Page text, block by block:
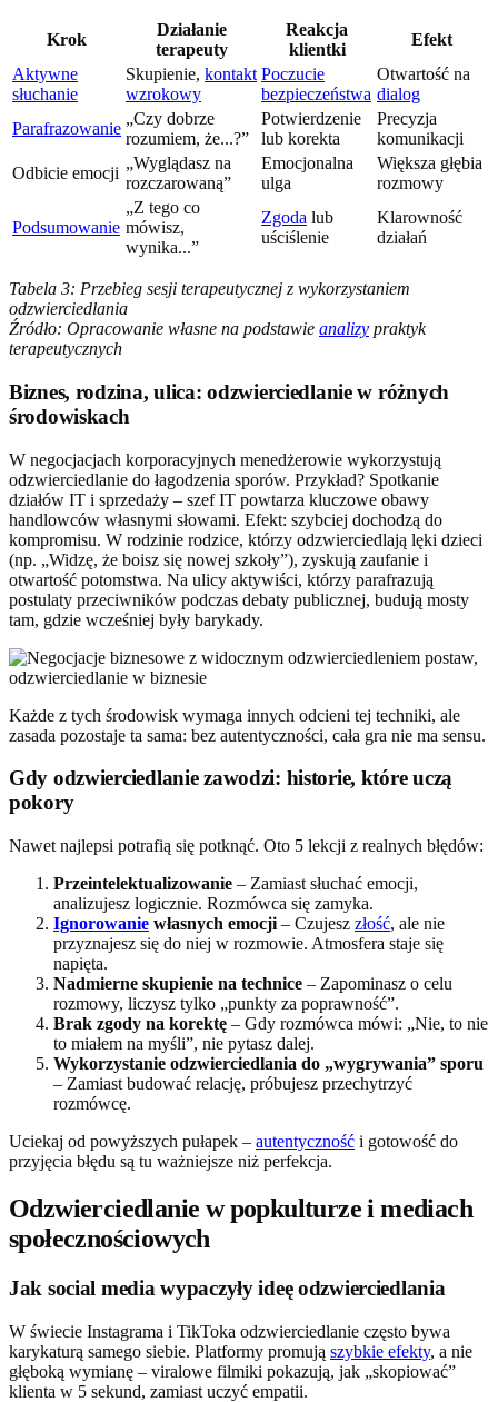
Krok
Działanie
terapeuty
Reakcja
klientki
Efekt
Aktywne
słuchanie
Skupienie, kontakt
wzrokowy
Poczucie
bezpieczeństwa
Otwartość na
dialog
Parafrazowanie
„Czy dobrze
rozumiem, że...?”
Potwierdzenie
lub korekta
Precyzja
komunikacji
Odbicie emocji
„Wyglądasz na
rozczarowaną”
Emocjonalna
ulga
Większa głębia
rozmowy
Podsumowanie
„Z tego co
mówisz,
wynika...”
Zgoda lub
uściślenie
Klarowność
działań
Tabela 3: Przebieg sesji terapeutycznej z wykorzystaniem
odzwierciedlania
Źródło: Opracowanie własne na podstawie analizy praktyk
terapeutycznych
Biznes, rodzina, ulica: odzwierciedlanie w różnych
środowiskach
W negocjacjach korporacyjnych menedżerowie wykorzystują
odzwierciedlanie do łagodzenia sporów. Przykład? Spotkanie
działów IT i sprzedaży – szef IT powtarza kluczowe obawy
handlowców własnymi słowami. Efekt: szybciej dochodzą do
kompromisu. W rodzinie rodzice, którzy odzwierciedlają lęki dzieci
(np. „Widzę, że boisz się nowej szkoły”), zyskują zaufanie i
otwartość potomstwa. Na ulicy aktywiści, którzy parafrazują
postulaty przeciwników podczas debaty publicznej, budują mosty
tam, gdzie wcześniej były barykady.
Każde z tych środowisk wymaga innych odcieni tej techniki, ale
zasada pozostaje ta sama: bez autentyczności, cała gra nie ma sensu.
Gdy odzwierciedlanie zawodzi: historie, które uczą
pokory
Nawet najlepsi potrafią się potknąć. Oto 5 lekcji z realnych błędów:
Przeintelektualizowanie – Zamiast słuchać emocji,
analizujesz logicznie. Rozmówca się zamyka.
Ignorowanie własnych emocji – Czujesz złość, ale nie
przyznajesz się do niej w rozmowie. Atmosfera staje się
napięta.
Nadmierne skupienie na technice – Zapominasz o celu
rozmowy, liczysz tylko „punkty za poprawność”.
Brak zgody na korektę – Gdy rozmówca mówi: „Nie, to nie
to miałem na myśli”, nie pytasz dalej.
Wykorzystanie odzwierciedlania do „wygrywania” sporu
– Zamiast budować relację, próbujesz przechytrzyć
rozmówcę.
Uciekaj od powyższych pułapek – autentyczność i gotowość do
przyjęcia błędu są tu ważniejsze niż perfekcja.
Odzwierciedlanie w popkulturze i mediach
społecznościowych
Jak social media wypaczyły ideę odzwierciedlania
W świecie Instagrama i TikToka odzwierciedlanie często bywa
karykaturą samego siebie. Platformy promują szybkie efekty, a nie
głęboką wymianę – viralowe filmiki pokazują, jak „skopiować”
klienta w 5 sekund, zamiast uczyć empatii.